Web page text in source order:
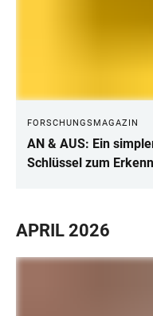
FORSCHUNGSMAGAZIN
AN & AUS: Ein
Schlüssel zum
APRIL 2026